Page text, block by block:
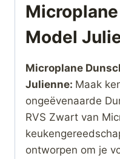
Model
Microplane
Julienne: Maak
ongeëvenaarde
RVS Zwart van
ontworpen om je